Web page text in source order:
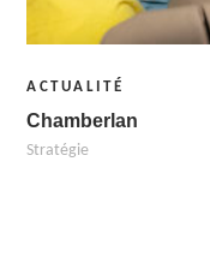
ACTUALITÉ
Chamberlan
Stratégie